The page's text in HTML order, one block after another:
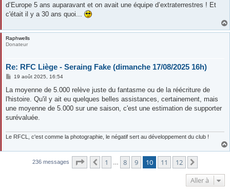
a
g
d’Europe 5 ans auparavant et on avait une équipe d’extraterrestres ! Et
c'était il y a 30 ans quoi...
Raphwells
Donateur
Re: RFC Liège - Seraing Fake (dimanche 17/08/2025 16h)
M
s
a
g
19 août 2025, 16:54
La moyenne de 5.000 relève juste du fantasme ou de la réécriture de
l'histoire. Qu'il y ait eu quelques belles assistances, certainement, mais
une moyenne de 5.000 sur une saison, c'est une estimation de supporter
surévaluée.
Le RFCL, c'est comme la photographie, le négatif sert au développement du club !
236 messages Page 10 sur 12
Précédente
1 8 9 10 11 12
Aller à